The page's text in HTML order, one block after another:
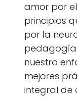
amor por
principios
por la
pedagogía
nuestro
mejores
integral de